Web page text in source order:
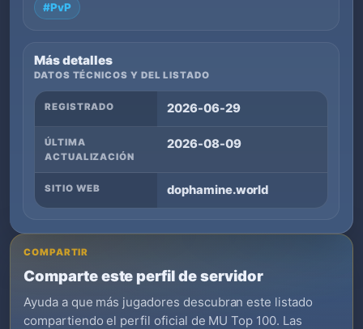
#PvP
Más detalles
DATOS TÉCNICOS Y DEL LISTADO
REGISTRADO 2026-06-29
ÚLTIMA
ACTUALIZACIÓN
2026-08-09
SITIO WEB dophamine.world
COMPARTIR
Comparte este perfil de servidor
Ayuda a que más jugadores descubran este listado
compartiendo el perfil oficial de MU Top 100. Las